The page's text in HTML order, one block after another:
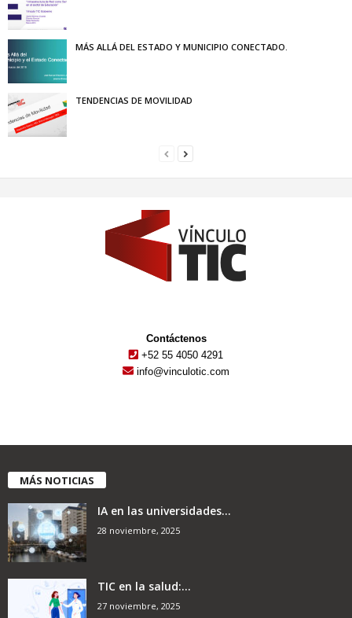
MÁS ALLÁ DEL ESTADO Y MUNICIPIO CONECTADO.
TENDENCIAS DE MOVILIDAD
Contáctenos
+52 55 4050 4291
info@vinculotic.com
MÁS NOTICIAS
IA en las universidades...
28 noviembre, 2025
TIC en la salud:...
27 noviembre, 2025